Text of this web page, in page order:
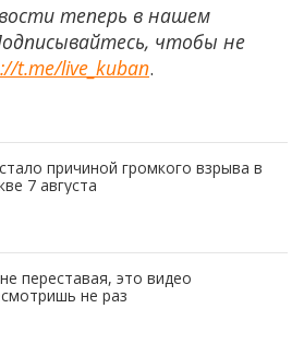
теперь в нашем
чтобы не
t.me/live_kuban.
причиной громкого взрыва в
7 августа
переставая, это видео
не раз